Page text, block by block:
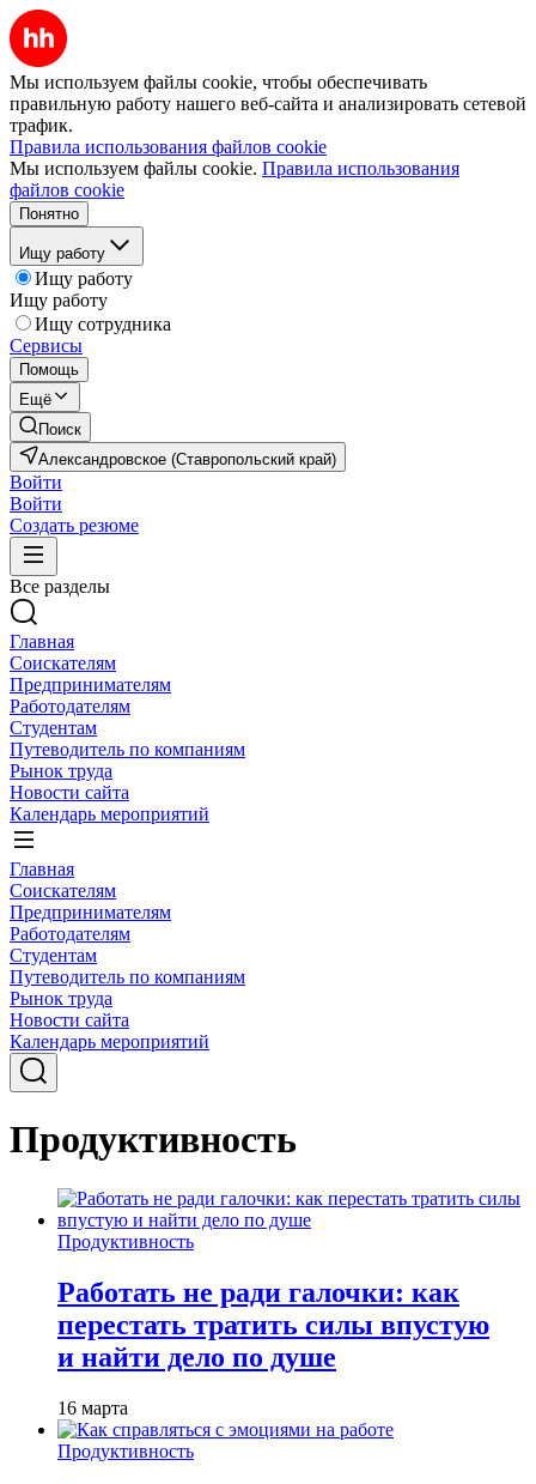
Мы используем файлы cookie, чтобы обеспечивать
правильную работу нашего веб-сайта и анализировать сетевой
трафик.
Правила использования файлов cookie
Мы используем файлы cookie. Правила использования
файлов cookie
Понятно
Ищу работу
Ищу работу
Ищу работу
Ищу сотрудника
Сервисы
Помощь
Ещё
Поиск
Александровское (Ставропольский край)
Войти
Войти
Создать резюме
Все разделы
Главная
Соискателям
Предпринимателям
Работодателям
Студентам
Путеводитель по компаниям
Рынок труда
Новости сайта
Календарь мероприятий
Главная
Соискателям
Предпринимателям
Работодателям
Студентам
Путеводитель по компаниям
Рынок труда
Новости сайта
Календарь мероприятий
Продуктивность
Продуктивность
Работать не ради галочки: как
перестать тратить силы впустую
и найти дело по душе
16 марта
Продуктивность